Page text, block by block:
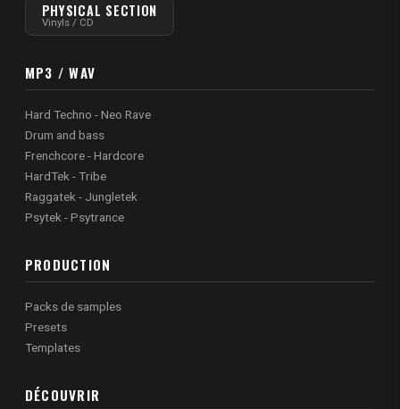
PHYSICAL SECTION
Vinyls / CD
MP3 / WAV
Hard Techno - Neo Rave
Drum and bass
Frenchcore - Hardcore
HardTek - Tribe
Raggatek - Jungletek
Psytek - Psytrance
PRODUCTION
Packs de samples
Presets
Templates
DÉCOUVRIR